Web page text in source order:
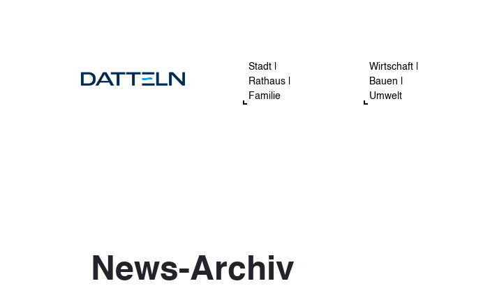
Stadt |
Rathaus |
Familie
Wirtschaft |
Bauen |
Umwelt
News-Archiv